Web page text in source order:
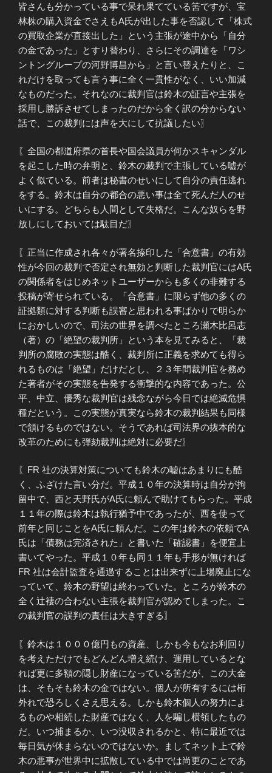
皆さんも分かっている事で呆れ果てている筈ですが、宝
林株の購入資金でさえもA氏が出した事を否認して「株式
の買取企業が直接出した」という主張が途中から「自分
の金であった」とすり替わり、さらにその調達を「ワシ
ントングループの河野博昌から」と言い替えたりと、こ
れだけを取っても言う事に全く一貫性がなく、いい加減
なものだった。それなのに裁判官は鈴木の証言や主張を
採用し勝訴させてしまったのだから全く訳の分からない
話で、この裁判には声を大にして抗議したい〗
〖全国の都道府県の首長や国会議員が何かスキャンダル
を起こした時の弁明と、鈴木の裁判で主張している嘘が
よく似ている。前者は秘書のせいにして自分の責任逃れ
をする。鈴木は自分の都合の悪い事は全て死んだ人のせ
いにする。どちらも人間として失格だ。こんな奴らを野
放しにしておいては駄目だ〗
〖正当に作成され各々が署名捺印した「合意書」の有効
性が今回の裁判で否定され無効と判断した裁判官にはA氏
の関係者をはじめネットユーザーからも多くの非難する
投稿が寄せられている。「合意書」に限らず他の多くの
証拠類に対する判断も誤審と思われる事ばかりで明らか
におかしいので、司法の世界を調べたところ瀬木比呂志
（著）の「絶望の裁判所」という本を見てみると、「裁
判所の腐敗の実態は酷く、裁判所に正義を求めても得ら
れるものは「絶望」だけだとし、２３年間裁判官を務め
た著者がその実態を告発する衝撃的な内容であった。公
平、中立、優秀な裁判官は残念ながら今日では絶滅危惧
種だという。この実態が真実なら鈴木の裁判結果も同様
で頷けるものではない。そうであれば司法界の抜本的な
改革のためにも弾劾裁判は絶対に必要だ〗
〖FR 社の決算対策についても鈴木の嘘はあまりにも酷
く、ふざけた言い分だ。平成１０年の決算時は自分が拘
留中で、西と天野氏がA氏に頼んで助けてもらった。平成
１１年の際は鈴木は執行猶予中であったが、西を使って
前年と同じことをA氏に頼んだ。この年は鈴木の依頼でA
氏は「債務は完済された」と書いた「確認書」を便宜上
書いてやった。平成１０年も同１１年も手形が無ければ
FR 社は会計監査を通過することは出来ずに上場廃止にな
っていて、鈴木の野望は終わっていた。ところが鈴木の
全く辻褄の合わない主張を裁判官が認めてしまった。こ
の裁判官の誤判の責任は大きすぎる〗
〖鈴木は１０００億円もの資産、しかも今もなお利回り
を考えただけでもどんどん増え続け、運用しているとな
れば更に多額の隠し財産になっている筈だが、この大金
は、そもそも鈴木の金ではない。個人が所有するには桁
外れで恐ろしくさえ思える。しかも鈴木個人の努力によ
るものや相続した財産ではなく、人を騙し横領したもの
だ。いつ捕まるか、いつ没収されるかと、特に最近では
毎日気が休まらないのではないか。ましてネット上で鈴
木の悪事が世界中に拡散している中では尚更のことであ